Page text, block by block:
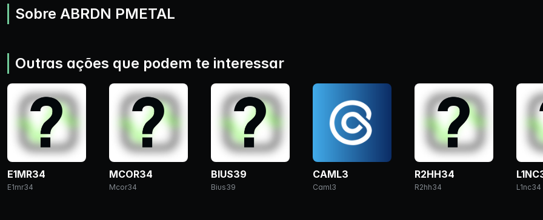
Sobre ABRDN PMETAL
Outras ações que podem te interessar
E1MR34
E1mr34
MCOR34
Mcor34
BIUS39
Bius39
CAML3
Caml3
R2HH34
R2hh34 L1nc34